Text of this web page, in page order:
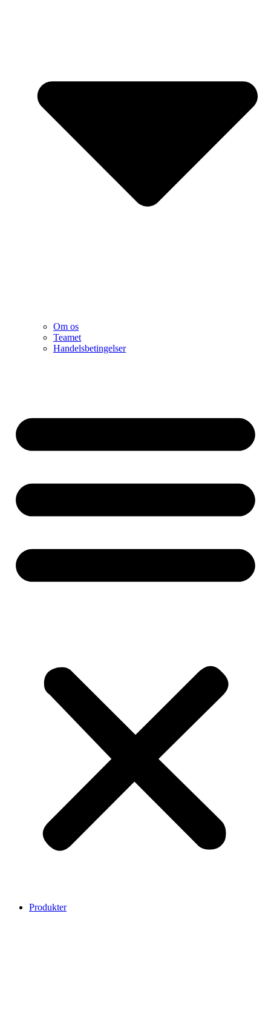
Om os
Teamet
Handelsbetingelser
Produkter